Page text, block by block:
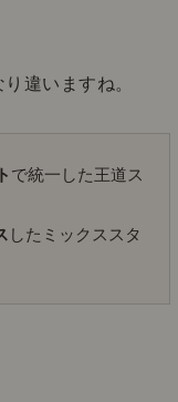
違いますね。
で統一した王道ス
したミックススタ